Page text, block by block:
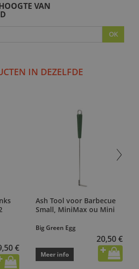
VAN
OK
IN DEZELFDE
€
Ash Tool voor Barbecue
Small, MiniMax ou Mini
Big Green Egg
20,50 €
Meer info